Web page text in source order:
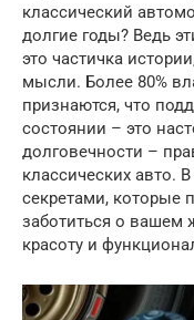
классический
долгие годы? Ведь
это частичка
мысли. Более 80%
признаются, что
состоянии – это
долговечности –
классических авто.
секретами, которые
заботиться о вашем
красоту и